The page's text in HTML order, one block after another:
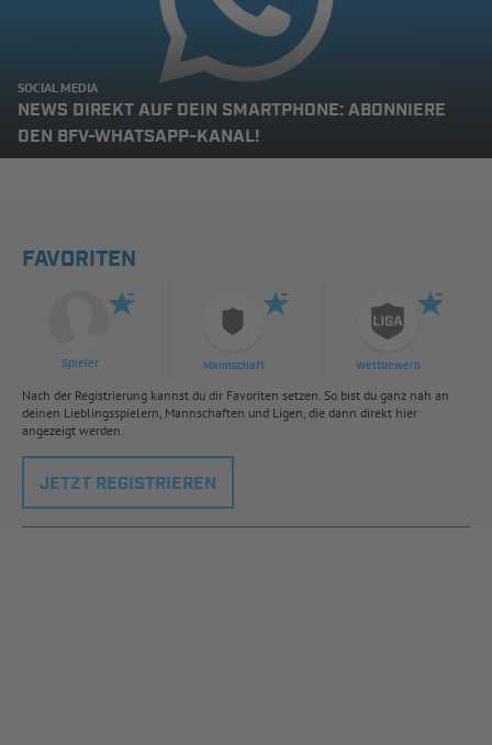
SOCIAL MEDIA
NEWS DIREKT AUF DEIN SMARTPHONE: ABONNIERE
DEN BFV-WHATSAPP-KANAL!
FAVORITEN
Spieler Mannschaft Wettbewerb
Nach der Registrierung kannst du dir Favoriten setzen. So bist du ganz nah an
deinen Lieblingsspielern, Mannschaften und Ligen, die dann direkt hier
angezeigt werden.
JETZT REGISTRIEREN